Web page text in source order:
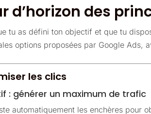
d’horizon des
tu as défini ton objectif et que tu
options proposées par Google Ads,
les clics
: générer un maximum de trafic
automatiquement les enchères pour